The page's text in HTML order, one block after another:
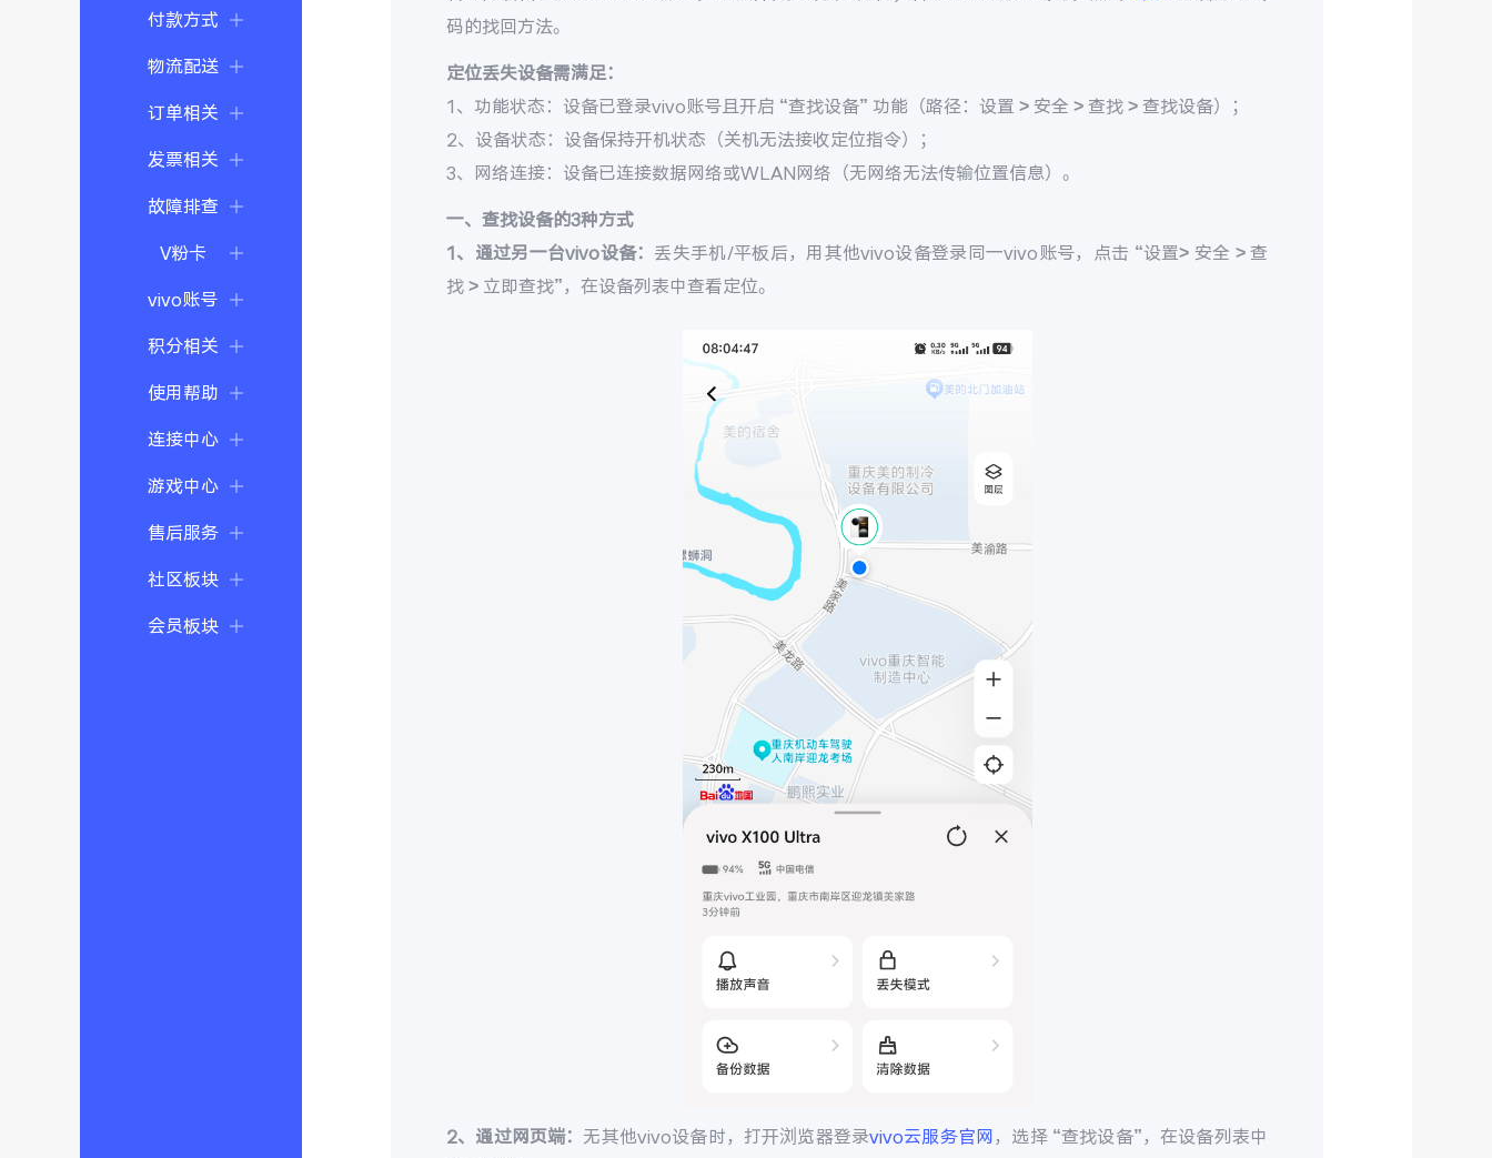
付款方式
物流配送
订单相关
发票相关
故障排查
V粉卡
vivo账号
积分相关
使用帮助
连接中心
游戏中心
售后服务
社区板块
会员板块
码的找回方法。
定位丢失设备需满足：
1、功能状态：设备已登录vivo账号且开启 “查找设备” 功能（路径：设置 > 安全 > 查找 > 查找设备）；
2、设备状态：设备保持开机状态（关机无法接收定位指令）；
3、网络连接：设备已连接数据网络或WLAN网络（无网络无法传输位置信息）。
一、查找设备的3种方式
1、通过另一台vivo设备： 丢失手机/平板后，用其他vivo设备登录同一vivo账号，点击 “设置> 安全 > 查
找 > 立即查找”，在设备列表中查看定位。
2、通过网页端： 无其他vivo设备时，打开浏览器登录vivo云服务官网 ，选择 “查找设备”，在设备列表中